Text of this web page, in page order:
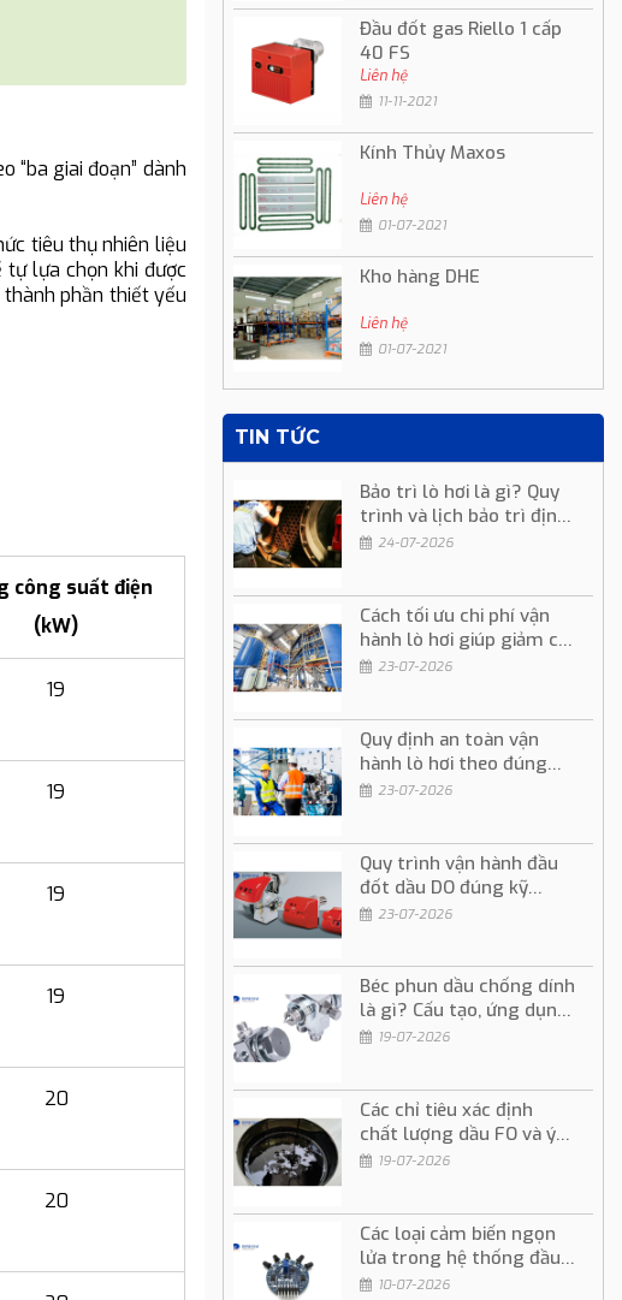
“ba giai đoạn” dành
tiêu thụ nhiên liệu
tự lựa chọn khi được
phần thiết yếu
công suất điện
(kW)
19
19
19
19
20
20
Đầu đốt gas Riello 1 cấp
40 FS
Liên hệ
11-11-2021
Kính Thủy Maxos
Liên hệ
01-07-2021
Kho hàng DHE
Liên hệ
01-07-2021
TIN TỨC
Bảo trì lò hơi là gì? Quy
trình và lịch bảo trì định
kỳ24-07-2026
Cách tối ưu chi phí vận
hành lò hơi giúp giảm chi
phí sản xuất
23-07-2026
Quy định an toàn vận
hành lò hơi theo đúng
quy trình kỹ thuật
23-07-2026
Quy trình vận hành đầu
đốt dầu DO đúng kỹ
thuật và an toàn
23-07-2026
Béc phun dầu chống dính
là gì? Cấu tạo, ứng dụng
và cách sử dụng
19-07-2026
Các chỉ tiêu xác định
chất lượng dầu FO và ý
nghĩa trong vận hành
19-07-2026
Các loại cảm biến ngọn
lửa trong hệ thống đầu
đốt dầu và gas
10-07-2026